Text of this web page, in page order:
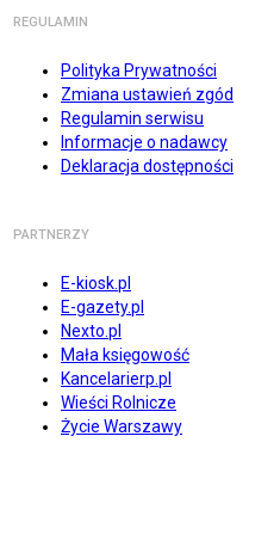
REGULAMIN
Polityka Prywatności
Zmiana ustawień zgód
Regulamin serwisu
Informacje o nadawcy
Deklaracja dostępności
PARTNERZY
E-kiosk.pl
E-gazety.pl
Nexto.pl
Mała księgowość
Kancelarierp.pl
Wieści Rolnicze
Życie Warszawy